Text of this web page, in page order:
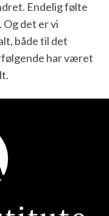
Endelig følte
det er vi
både til det
har været